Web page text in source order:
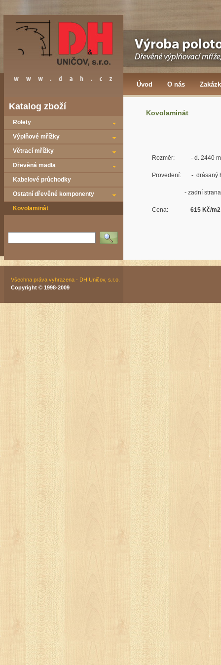
Úvod O nás
Katalog zboží
Rolety
Výplňové mřížky
Větrací mřížky
Dřevěná madla
Kabelové průchodky
Ostatní dřevěné komponenty
Kovolaminát
Vyhledat
Kovolaminát
Rozměr: - d. 2440
Provedení: - drásaný
- zadní strana
Cena: 615 Kč/m2
Všechna práva vyhrazena - DH Uničov, s.r.o.
Copyright © 1998-2009